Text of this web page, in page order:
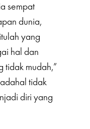
sempat
dunia,
yang
hal dan
tidak mudah,”
tidak
diri yang